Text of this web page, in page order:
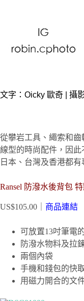
文字：Oicky 歐奇 | 攝
從攀岩工具、繩索和
線型的時尚配件，因此
日本、台灣及香港都
Ransel 防潑水後背包
US$105.00｜ 商品連結
可放置13吋筆電
防潑水物料及拉
兩個內袋
手機和錢包的快
用磁力開合的文